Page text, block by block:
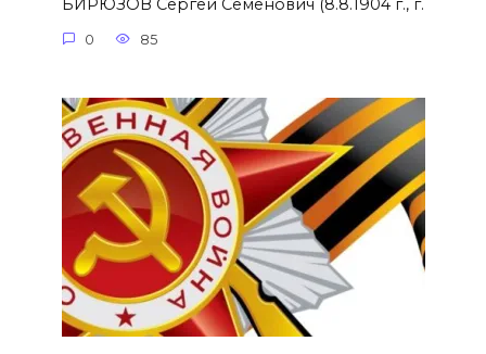
БИРЮЗОВ Сергей Семёнович (8.8.1904 г., г.
0 85